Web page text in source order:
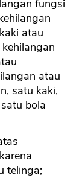
fungsi
atau
atau
satu kaki,
bola
telinga;